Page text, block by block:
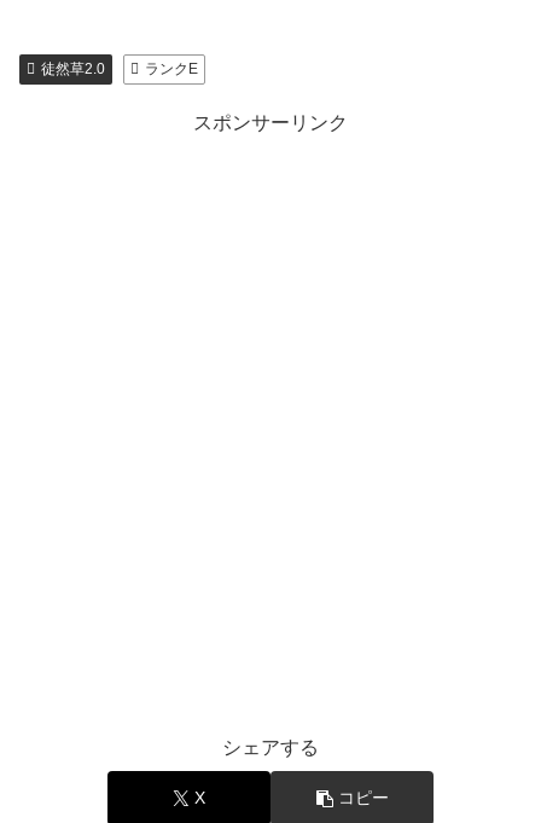
徒然草2.0 ランクE
スポンサーリンク
シェアする
X コピー